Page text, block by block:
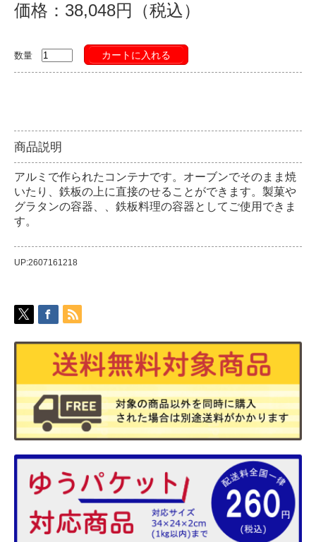
価格：38,048円（税込）
数量 カートに入れる
商品説明
アルミで作られたコンテナです。オーブンでそのまま焼
いたり、鉄板の上に直接のせることができます。製菓や
グラタンの容器、、鉄板料理の容器としてご使用できま
す。
UP:2607161218